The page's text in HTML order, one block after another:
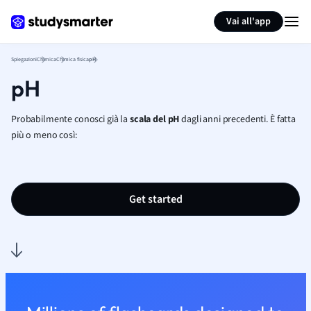
Vai all'app
SpiegazioniChimicaChimica fisicapH
pH
Probabilmente conosci già la scala del pHdagli anni precedenti. È fatta
più o meno così:
Get started
Summarize page